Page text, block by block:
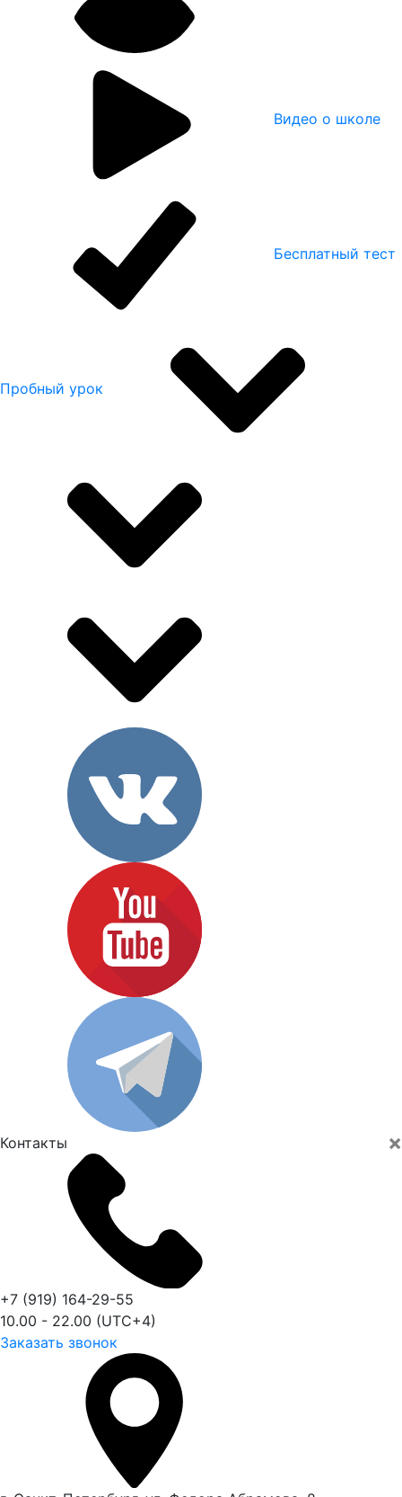
Видео о школе
Бесплатный тест
Пробный урок
×
Контакты
+7 (919) 164-29-55
10.00 - 22.00 (UTC+4)
Заказать звонок